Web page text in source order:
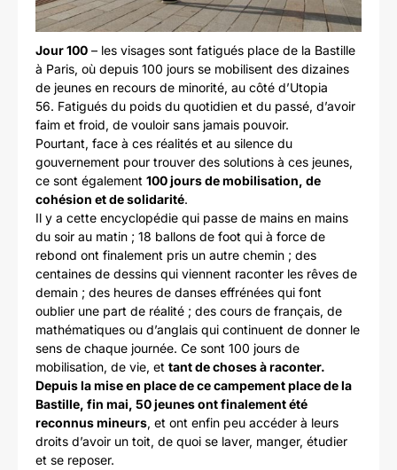
Jour 100 – les visages sont fatigués place de la Bastille
à Paris, où depuis 100 jours se mobilisent des dizaines
de jeunes en recours de minorité, au côté d’Utopia
56. Fatigués du poids du quotidien et du passé, d’avoir
faim et froid, de vouloir sans jamais pouvoir.
Pourtant, face à ces réalités et au silence du
gouvernement pour trouver des solutions à ces jeunes,
ce sont également 100 jours de mobilisation, de
cohésion et de solidarité.
Il y a cette encyclopédie qui passe de mains en mains
du soir au matin ; 18 ballons de foot qui à force de
rebond ont finalement pris un autre chemin ; des
centaines de dessins qui viennent raconter les rêves de
demain ; des heures de danses effrénées qui font
oublier une part de réalité ; des cours de français, de
mathématiques ou d’anglais qui continuent de donner le
sens de chaque journée. Ce sont 100 jours de
mobilisation, de vie, et tant de choses à raconter.
Depuis la mise en place de ce campement place de la
Bastille, fin mai, 50 jeunes ont finalement été
reconnus mineurs, et ont enfin peu accéder à leurs
droits d’avoir un toit, de quoi se laver, manger, étudier
et se reposer.